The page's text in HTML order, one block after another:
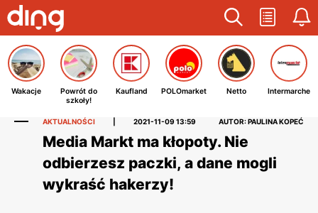
Wakacje
Powrót do
szkoły!
Kaufland POLOmarket Netto Intermarche
AKTUALNOŚCI 2021-11-09 13:59 AUTOR: PAULINA KOPEĆ
Media Markt ma kłopoty. Nie
odbierzesz paczki, a dane mogli
wykraść hakerzy!